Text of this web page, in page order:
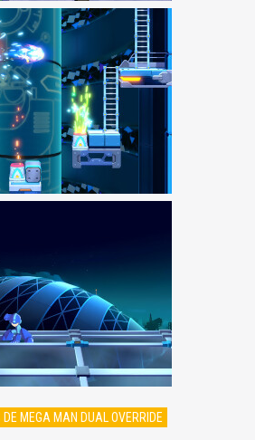
MEGA MAN DUAL OVERRIDE